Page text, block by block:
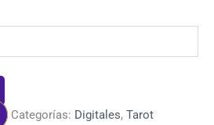
Categorías: Digitales, Tarot